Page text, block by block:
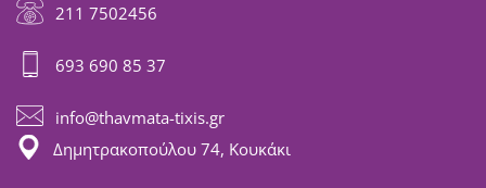
211 7502456
693 690 85 37
info@thavmata-tixis.gr
Δημητρακοπούλου 74, Κουκάκι